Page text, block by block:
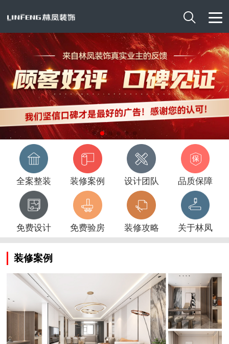

全案整装 装修案例 设计团队 品质保障
免费设计 免费验房 装修攻略 关于林凤
装修案例